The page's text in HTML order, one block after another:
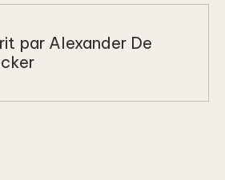
par Alexander De